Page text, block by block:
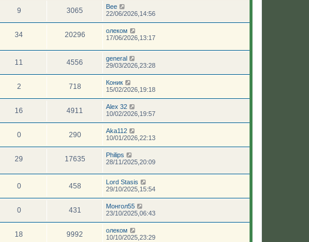
9 3065
Bee
22/06/2026,14:56
34 20296
олеком
17/06/2026,13:17
11 4556
general
29/03/2026,23:28
2 718
Коник
15/02/2026,19:18
16 4911
Аlеx 32
10/02/2026,19:57
0 290
Aka112
10/01/2026,22:13
29 17635
Philips
28/11/2025,20:09
0 458
Lord Stasis
29/10/2025,15:54
0 431
Монгол55
23/10/2025,06:43
18 9992
олеком
10/10/2025,23:29